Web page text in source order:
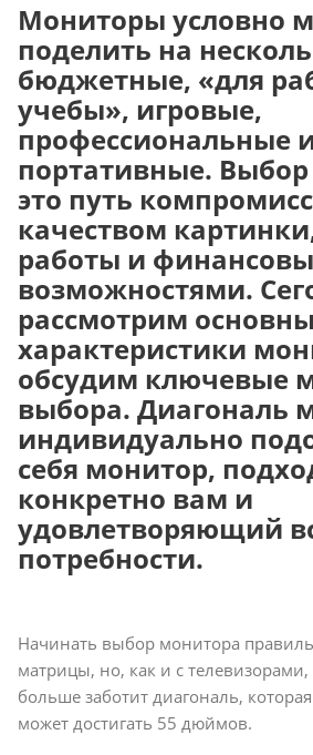
Мониторы условно
поделить на
бюджетные, «для
учебы», игровые,
профессиональные
портативные.
это путь
качеством
работы и
возможностями.
рассмотрим
характеристики
обсудим ключевые
выбора. Диагональ
индивидуально
себя монитор,
конкретно вам и
удовлетворяющий
потребности.
Начинать выбор монитора
матрицы, но, как и с телевизорами,
больше заботит диагональ,
может достигать 55 дюймов.